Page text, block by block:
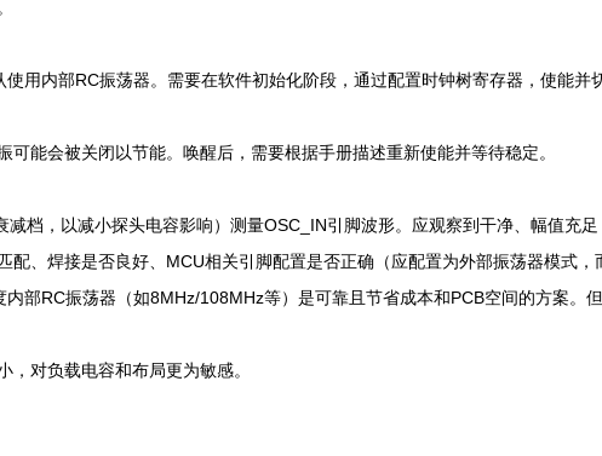
使用内部RC振荡器。需要在软件初始化阶段，通过配置时钟树寄存器，使能
可能会被关闭以节能。唤醒后，需要根据手册描述重新使能并等待稳定。
档，以减小探头电容影响）测量OSC_IN引脚波形。应观察到干净、幅值充
、焊接是否良好、MCU相关引脚配置是否正确（应配置为外部振荡器模式，
部RC振荡器（如8MHz/108MHz等）是可靠且节省成本和PCB空间的方案。
对负载电容和布局更为敏感。